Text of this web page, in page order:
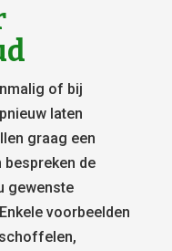
of bij
laten
graag een
de
gewenste
voorbeelden